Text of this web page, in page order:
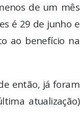
de um mês
é 29 de junho e
ao benefício na
então, já foram
atualização)